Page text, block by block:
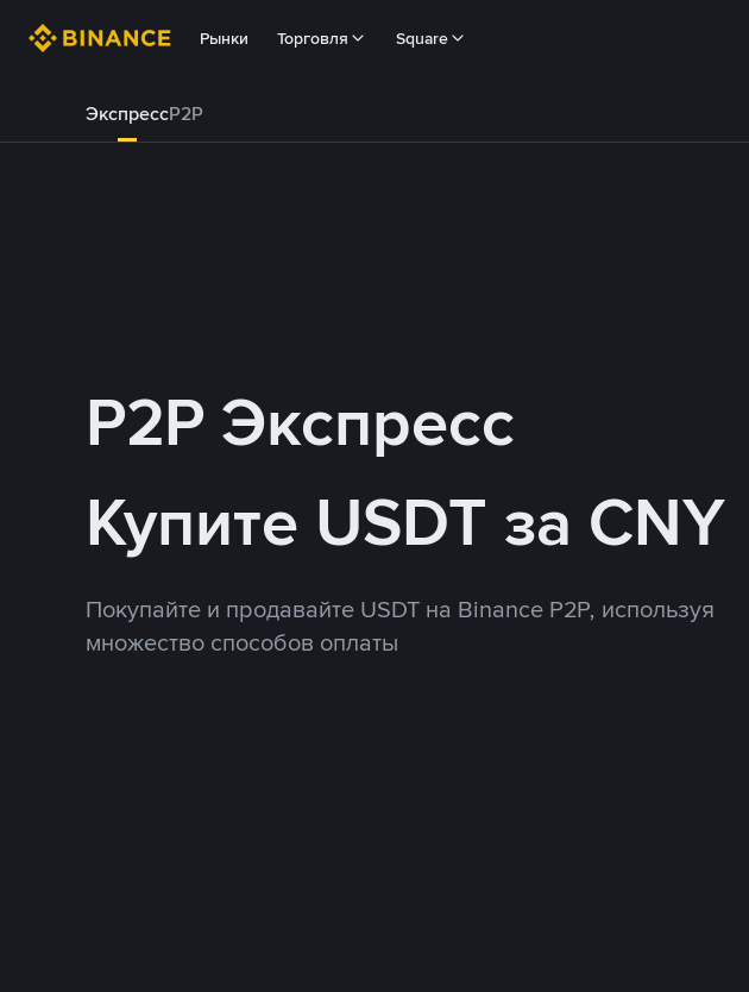
Рынки Торговля Square
ЭкспрессP2P
P2P Экспресс
Купите USDT за CNY
Покупайте и продавайте USDT на Binance P2P, используя
множество способов оплаты